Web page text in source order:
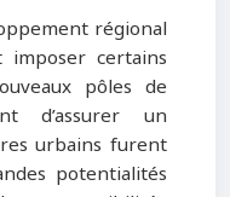
régional
imposer certains
pôles de
d’assurer un
urbains furent
potentialités